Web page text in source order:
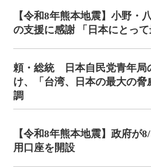
【令和8年熊本地震】小野・
の支援に感謝 「日本にとって
頼・総統 日本自民党青年局
け、「台湾、日本の最大の脅
調
【令和8年熊本地震】政府が
用口座を開設